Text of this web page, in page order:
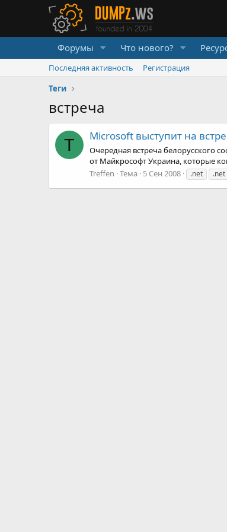
Форумы Что нового?
Последняя активность
Регистрация
Теги
встреча
T Microsoft выступит на
Очередная встреча белорусского
от Майкрософт Украина, которые
Treffen Тема 5 Сен 2008 .net